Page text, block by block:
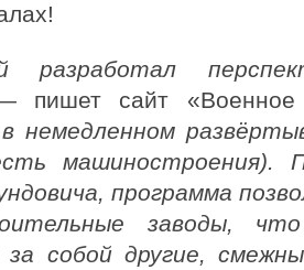
разработал
пишет сайт
немедленном развё
машиностроения).
программа
заводы,
за собой другие,